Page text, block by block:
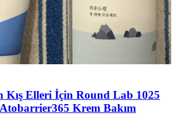
Kış Elleri İçin Round Lab 1025
Krem Bakım